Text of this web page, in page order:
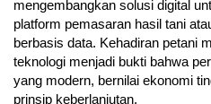
mengembangkan solusi digital
platform pemasaran hasil tani
berbasis data. Kehadiran petani
teknologi menjadi bukti bahwa
yang modern, bernilai ekonomi
prinsip keberlanjutan.